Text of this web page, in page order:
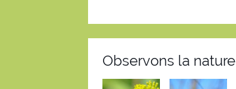
Observons la nature